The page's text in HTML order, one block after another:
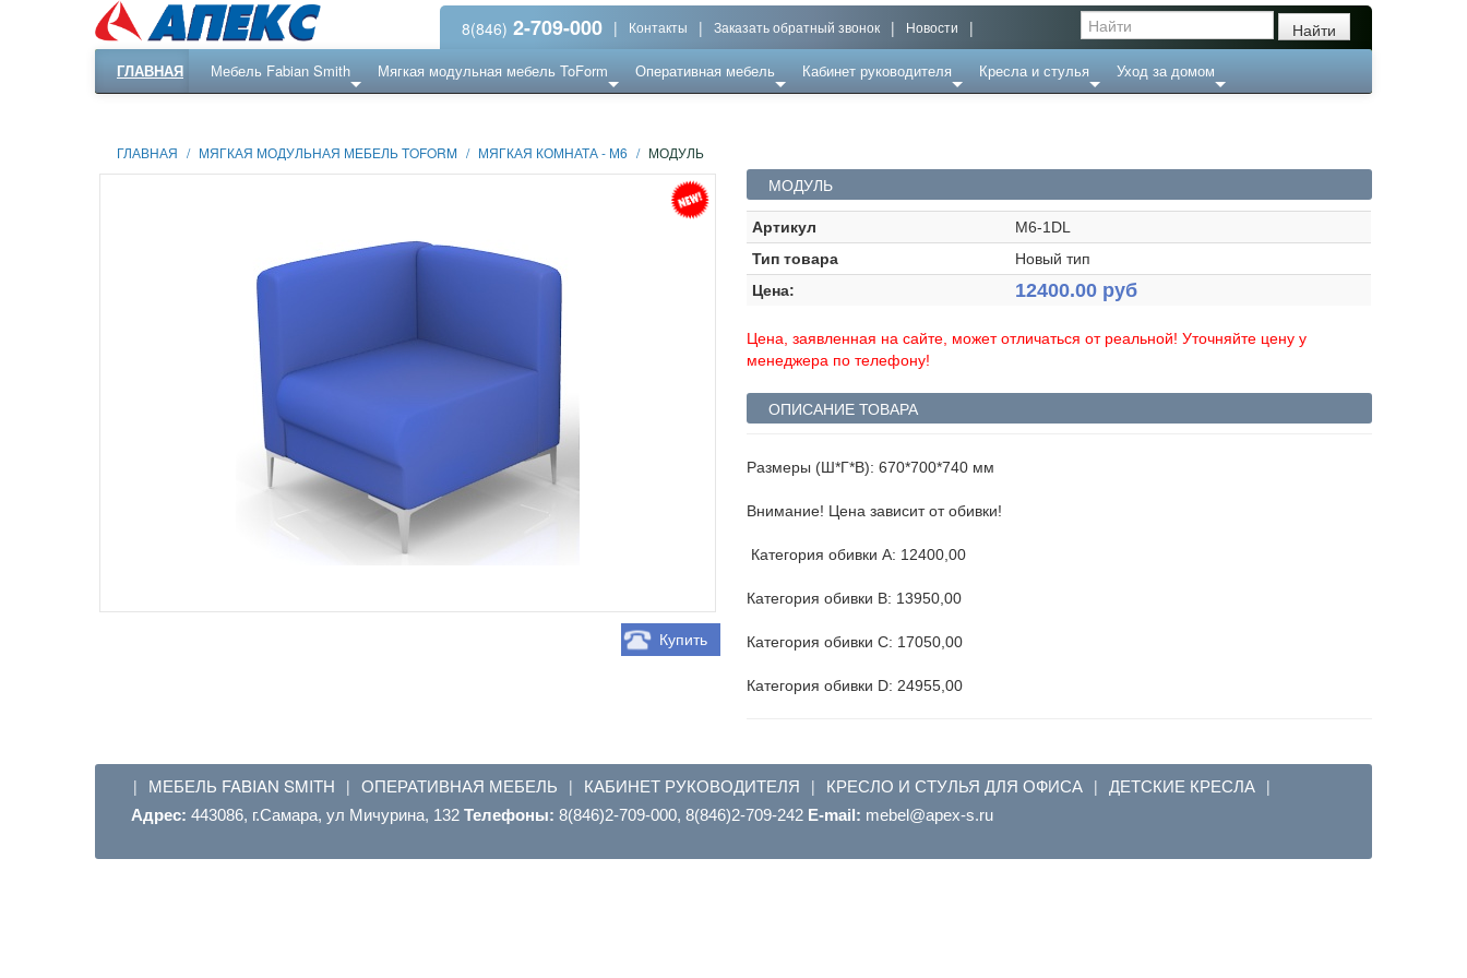
8(846) 2-709-000 | Контакты | Заказать обратный звонок | Новости |
ГЛАВНАЯ Мебель Fabian Smith Мягкая модульная мебель ToForm Оперативная мебель Кабинет руководителя Кресла и стулья Уход за домом
ГЛАВНАЯ / МЯГКАЯ МОДУЛЬНАЯ МЕБЕЛЬ TOFORM / МЯГКАЯ КОМНАТА - М6 / МОДУЛЬ
Купить
МОДУЛЬ
Артикул
M6-1DL
Тип товара
Новый тип
Цена:
12400.00 руб
Цена, заявленная на сайте, может отличаться от реальной! Уточняйте цену у
менеджера по телефону!
ОПИСАНИЕ ТОВАРА
Размеры (Ш*Г*В): 670*700*740 мм
Внимание! Цена зависит от обивки!
Категория обивки А: 12400,00
Категория обивки В: 13950,00
Категория обивки С: 17050,00
Категория обивки D: 24955,00
| МЕБЕЛЬ FABIAN SMITH | ОПЕРАТИВНАЯ МЕБЕЛЬ | КАБИНЕТ РУКОВОДИТЕЛЯ | КРЕСЛО И СТУЛЬЯ ДЛЯ ОФИСА | ДЕТСКИЕ КРЕСЛА |
Адрес: 443086, г.Самара, ул Мичурина, 132 Телефоны: 8(846)2-709-000, 8(846)2-709-242 E-mail: ur.s-xepa@lebem